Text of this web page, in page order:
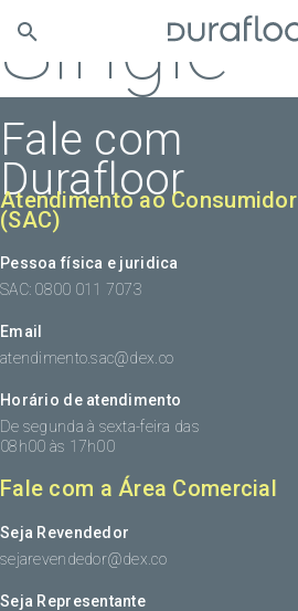
Single
Fale com
Durafloor
Atendimento ao Consumidor
(SAC)
Pessoa física e juridica
SAC: 0800 011 7073
Email
atendimento.sac@dex.co
Horário de atendimento
De segunda à sexta-feira das
08h00 às 17h00
Fale com a Área Comercial
Seja Revendedor
sejarevendedor@dex.co
Seja Representante